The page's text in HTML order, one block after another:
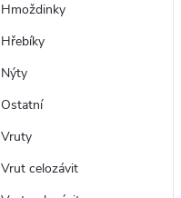
Hmoždinky
Hřebíky
Nýty
Ostatní
Vruty
Vrut celozávit